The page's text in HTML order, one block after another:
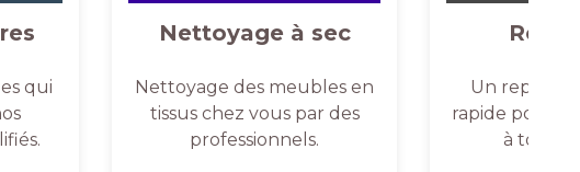
qui
Nettoyage à sec
Nettoyage des meubles en
tissus chez vous par des
professionnels.
Un
rapide pour
à tout